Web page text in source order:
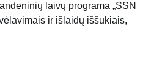
laivų programa „SSN
ir išlaidų iššūkiais,